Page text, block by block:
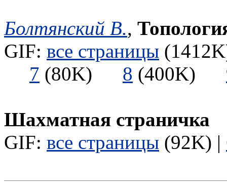
Болтянский В.,
GIF: все страницы
7 (80K) 8 (400K)
Шахматная страничка
GIF: все страницы (92K) |